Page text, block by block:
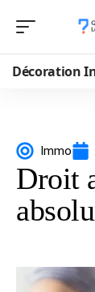
Décoration
Immo
Droit